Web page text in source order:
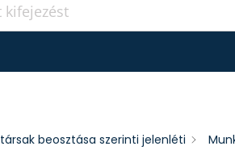
beosztása szerinti jelenléti